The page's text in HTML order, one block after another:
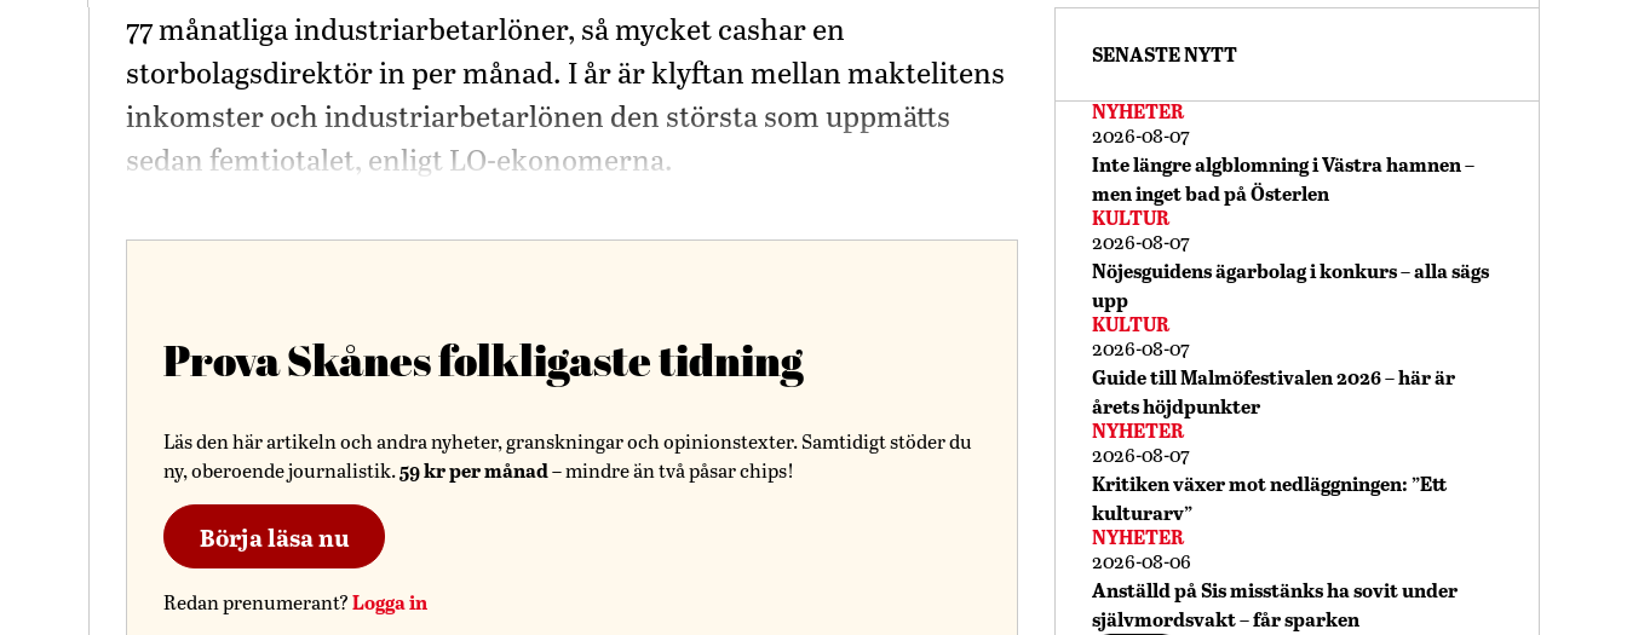
77 månatliga industriarbetarlöner, så mycket cashar en
storbolagsdirektör in per månad. I år är klyftan mellan maktelitens
inkomster och industriarbetarlönen den största som uppmätts
sedan femtiotalet, enligt LO-ekonomerna.
Prova Skånes folkligaste tidning
Läs den här artikeln och andra nyheter, granskningar och opinionstexter. Samtidigt stöder du
ny, oberoende journalistik.59 kr per månad– mindre än två påsar chips!
Börja läsa nu
Redan prenumerant?Logga in
SENASTE NYTT
NYHETER
2026-08-07
Inte längre algblomning i Västra hamnen –
men inget bad på Österlen
KULTUR
2026-08-07
Nöjesguidens ägarbolag i konkurs – alla sägs
upp
KULTUR
2026-08-07
Guide till Malmöfestivalen 2026 – här är
årets höjdpunkter
NYHETER
2026-08-07
Kritiken växer mot nedläggningen: ”Ett
kulturarv”
NYHETER
2026-08-06
Anställd på Sis misstänks ha sovit under
självmordsvakt – får sparken